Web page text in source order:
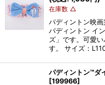
在庫数 △
パディントン映
パディントン イ
ズ」です。可愛
す。 サイズ：
パディントン™
[199966]